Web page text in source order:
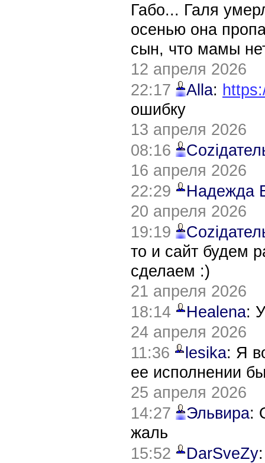
Габо... Галя
осенью она
сын, что мамы
12 апреля 2026
22:17
Alla:
ошибку
13 апреля 2026
08:16
16 апреля 2026
22:29
Надежда
20 апреля 2026
19:19
то и сайт будем
сделаем :)
21 апреля 2026
18:14
Healena:
24 апреля 2026
11:36
lesika: Я
ее исполнении
25 апреля 2026
14:27
Эльвира:
жаль
15:52
DarSveZy